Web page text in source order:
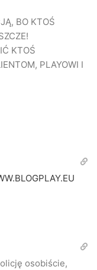
BO KTOŚ
KTOŚ
PLAYOWI I
osobiście,